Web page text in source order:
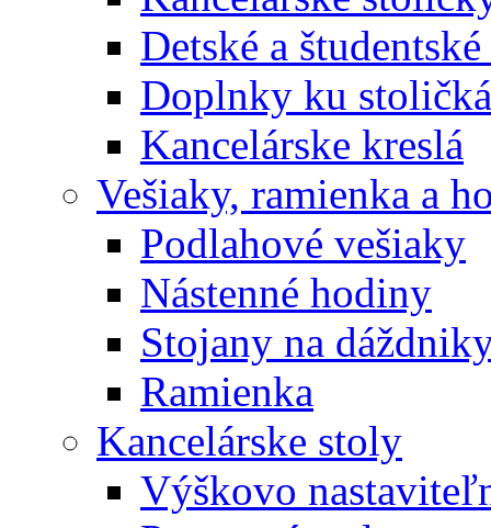
Detské a
Doplnky ku
Kancelárske kreslá
Vešiaky, ramienka a
Podlahové vešiaky
Nástenné hodiny
Stojany na
Ramienka
Kancelárske stoly
Výškovo